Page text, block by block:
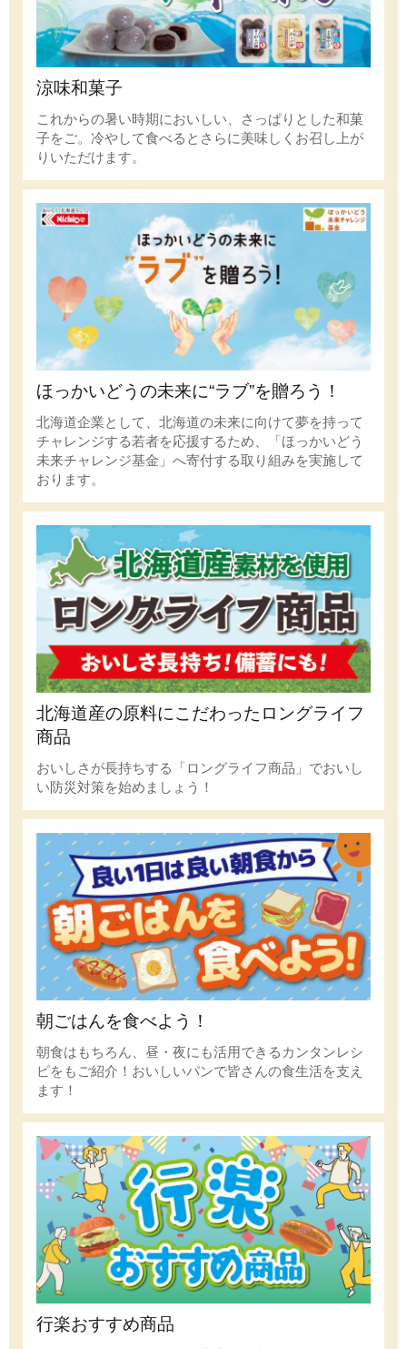
涼味和菓子
これからの暑い時期においしい、さっぱりとした和菓
子をご。冷やして食べるとさらに美味しくお召し上が
りいただけます。
ほっかいどうの未来に“ラブ”を贈ろう！
北海道企業として、北海道の未来に向けて夢を持って
チャレンジする若者を応援するため、「ほっかいどう
未来チャレンジ基金」へ寄付する取り組みを実施して
おります。
北海道産の原料にこだわったロングライフ
商品
おいしさが長持ちする「ロングライフ商品」でおいし
い防災対策を始めましょう！
朝ごはんを食べよう！
朝食はもちろん、昼・夜にも活用できるカンタンレシ
ピをもご紹介！おいしいパンで皆さんの食生活を支え
ます！
行楽おすすめ商品